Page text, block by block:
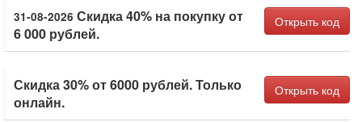
31-08-2026 Скидка 40% на покупку от
6 000 рублей.
Открыть код
Скидка 30% от 6000 рублей. Только
онлайн.
Открыть код